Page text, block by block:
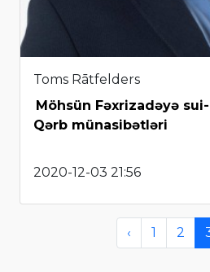
Toms Rātfelders
Möhsün Fəxrizadəyə
Qərb münasibətləri
2020-12-03 21:56
‹ 1 2